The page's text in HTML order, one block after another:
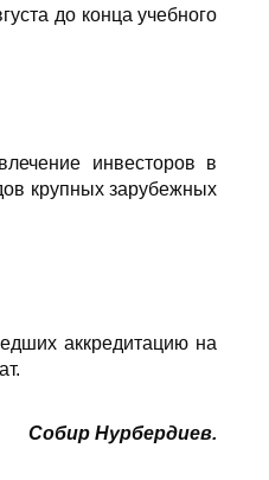
до конца учебного
инвесторов в
крупных зарубежных
аккредитацию на
Собир Нурбердиев.